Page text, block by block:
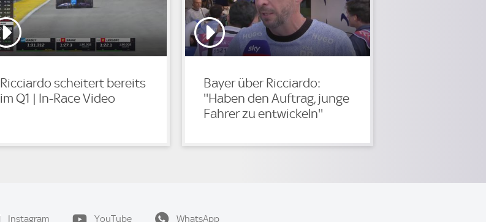
Ricciardo scheitert bereits
im Q1 | In-Race Video
Bayer über Ricciardo:
''Haben den Auftrag, junge
Fahrer zu entwickeln''
Instagram YouTube WhatsApp